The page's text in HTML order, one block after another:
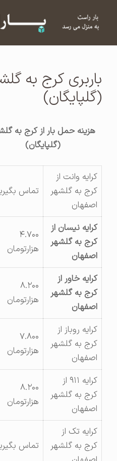
باربری کرج به گلشهر
(گلپایگان)
هزینه حمل بار از کرج به گلشهر
(گلپایگان)
کرایه وانت از
کرج به گلشهر
اصفهان
تماس بگیرید
کرایه نیسان از
کرج به گلشهر
اصفهان
۴.۷۰۰
هزارتومان
کرایه خاور از
کرج به گلشهر
اصفهان
۸.۲۰۰
هزارتومان
کرایه روباز از
کرج به گلشهر
اصفهان
۷.۸۰۰
هزارتومان
کرایه ۹۱۱ از
کرج به گلشهر
اصفهان
۸.۲۰۰
هزارتومان
کرایه تک از
کرج به گلشهر
تماس بگیرید